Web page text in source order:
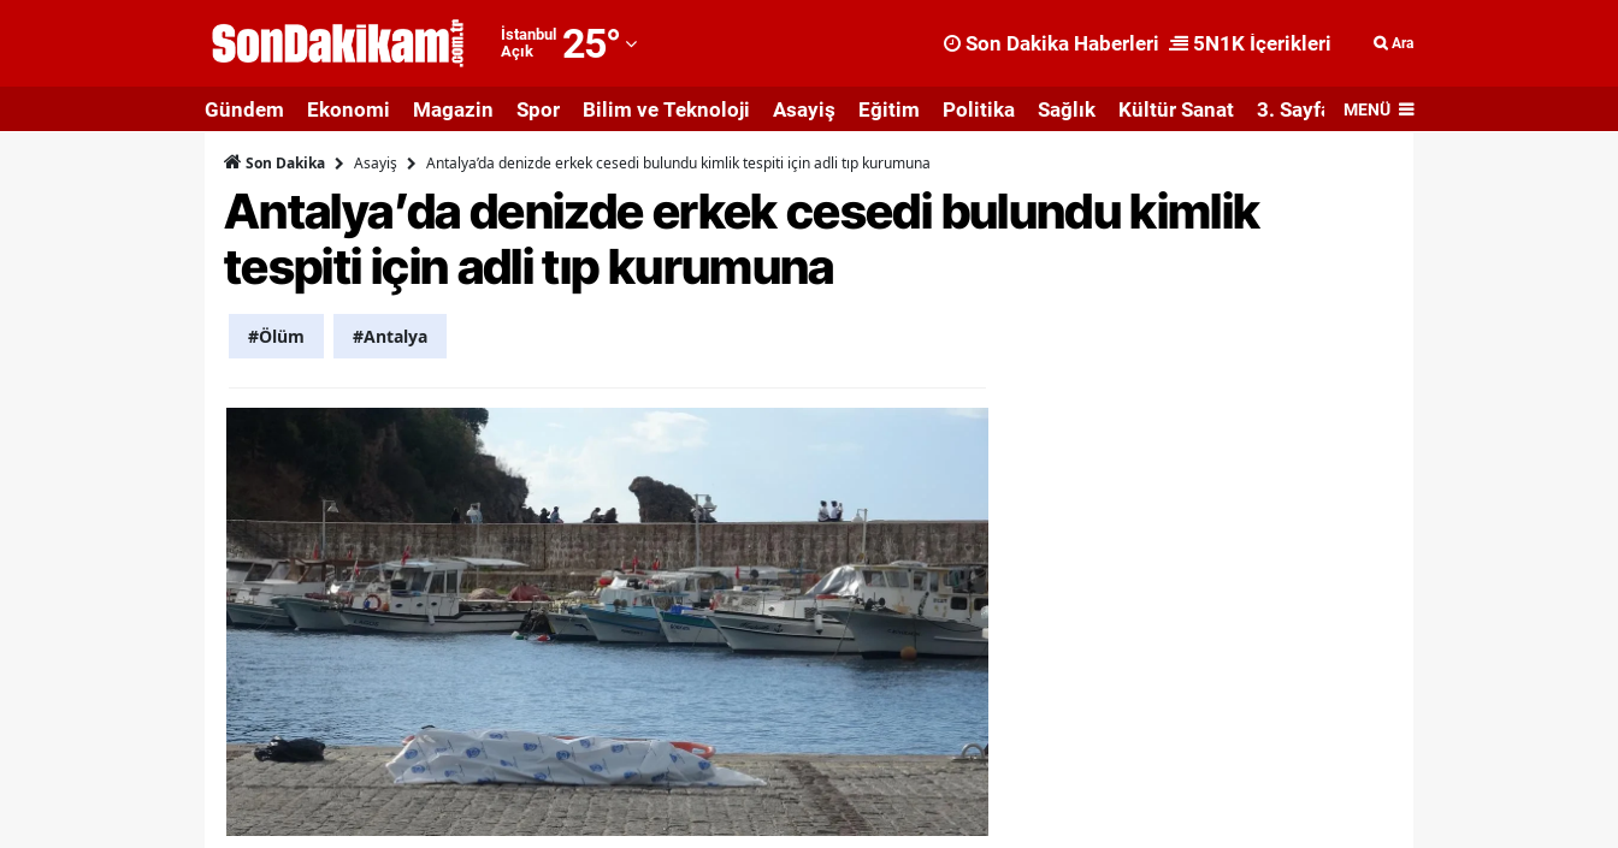
İstanbul
Açık
25°
Adıyaman
Afyonkarahisar
Ağrı
Amasya
Balıkesir
Bilecik
Bingöl
Bitlis
Bolu
Burdur
Bursa
Son Dakika Haberleri 5N1K İçerikleri Ara
Gündem Ekonomi Magazin Spor Bilim ve Teknoloji Asayiş Eğitim Politika Sağlık Kültür Sanat 3. Sayfa MENÜ
Son Dakika Asayiş Antalya’da denizde erkek cesedi bulundu kimlik tespiti için adli tıp kurumuna
Antalya’da denizde erkek cesedi bulundu kimlik
tespiti için adli tıp kurumuna
#Ölüm #Antalya